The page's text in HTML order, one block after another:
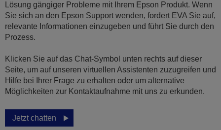
Lösung gängiger Probleme mit Ihrem Epson Produkt. Wenn
Sie sich an den Epson Support wenden, fordert EVA Sie auf,
relevante Informationen einzugeben und führt Sie durch den
Prozess.
Klicken Sie auf das Chat-Symbol unten rechts auf dieser
Seite, um auf unseren virtuellen Assistenten zuzugreifen und
Hilfe bei Ihrer Frage zu erhalten oder um alternative
Möglichkeiten zur Kontaktaufnahme mit uns zu erkunden.
Jetzt chatten